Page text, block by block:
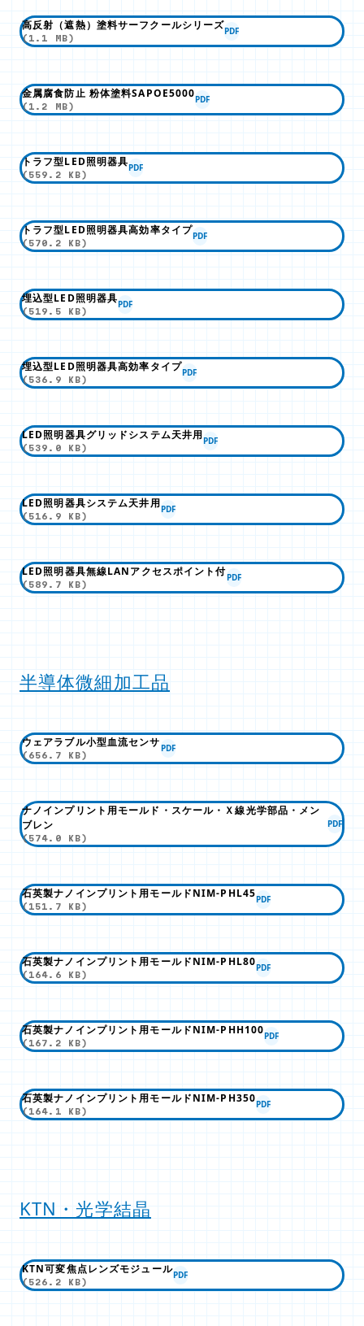
高反射（遮熱）塗料サーフクールシリーズ
(1.1 MB)
PDF
金属腐食防止 粉体塗料SAPOE5000
(1.2 MB)
PDF
トラフ型LED照明器具
(559.2 KB)
PDF
トラフ型LED照明器具高効率タイプ
(570.2 KB)
PDF
埋込型LED照明器具
(519.5 KB)
PDF
埋込型LED照明器具高効率タイプ
(536.9 KB)
PDF
LED照明器具グリッドシステム天井用
(539.0 KB)
PDF
LED照明器具システム天井用
(516.9 KB)
PDF
LED照明器具無線LANアクセスポイント付
(589.7 KB)
PDF
半導体微細加工品
ウェアラブル小型血流センサ
(656.7 KB)
PDF
ナノインプリント用モールド・スケール・Ｘ線光学部品・メン
ブレン
(574.0 KB)
PDF
石英製ナノインプリント用モールドNIM-PHL45
(151.7 KB)
PDF
石英製ナノインプリント用モールドNIM-PHL80
(164.6 KB)
PDF
石英製ナノインプリント用モールドNIM-PHH100
(167.2 KB)
PDF
石英製ナノインプリント用モールドNIM-PH350
(164.1 KB)
PDF
KTN・光学結晶
KTN可変焦点レンズモジュール
(526.2 KB)
PDF